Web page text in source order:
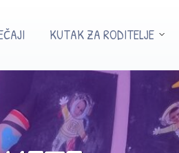
KUTAK ZA RODITELJE